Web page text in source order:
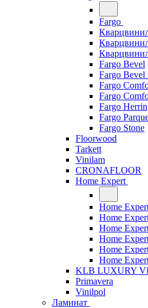
Fargo
Fargo Bevel
Fargo Bevel
Fargo
Fargo
Fargo
Fargo
Fargo Stone
Floorwood
Tarkett
Vinilam
CRONAFLOOR
Home Expert
Home
Home
Home
Home
Home
Home
KLB LUXURY
Primavera
Vinilpol
Ламинат